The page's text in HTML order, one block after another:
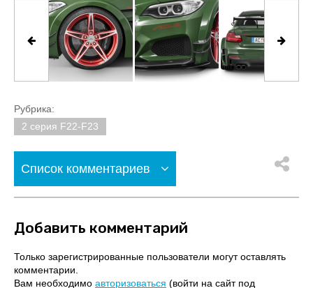
Рубрика:
2 серия F22-F23
Список комментариев
Добавить комментарий
Только зарегистрированные пользователи могут оставлять
комментарии.
Вам необходимо авторизоваться (войти на сайт под